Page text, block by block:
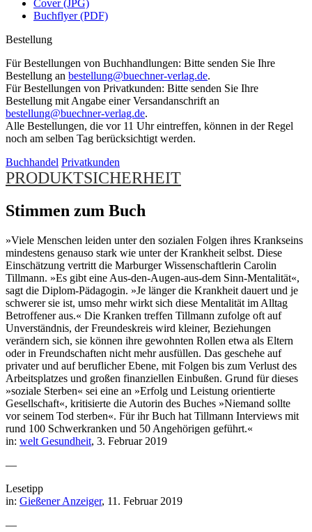
Cover (JPG)
Buchflyer (PDF)
Bestellung
Für Bestellungen von Buchhandlungen: Bitte senden Sie Ihre
Bestellung an bestellung@buechner-verlag.de.
Für Bestellungen von Privatkunden: Bitte senden Sie Ihre
Bestellung mit Angabe einer Versandanschrift an
bestellung@buechner-verlag.de.
Alle Bestellungen, die vor 11 Uhr eintreffen, können in der Regel
noch am selben Tag berücksichtigt werden.
Buchhandel Privatkunden
PRODUKTSICHERHEIT
Stimmen zum Buch
»Viele Menschen leiden unter den sozialen Folgen ihres Krankseins
mindestens genauso stark wie unter der Krankheit selbst. Diese
Einschätzung vertritt die Marburger Wissenschaftlerin Carolin
Tillmann. »Es gibt eine Aus-den-Augen-aus-dem Sinn-Mentalität«,
sagt die Diplom-Pädagogin. »Je länger die Krankheit dauert und je
schwerer sie ist, umso mehr wirkt sich diese Mentalität im Alltag
Betroffener aus.« Die Kranken treffen Tillmann zufolge oft auf
Unverständnis, der Freundeskreis wird kleiner, Beziehungen
verändern sich, sie können ihre gewohnten Rollen etwa als Eltern
oder in Freundschaften nicht mehr ausfüllen. Das geschehe auf
privater und auf beruflicher Ebene, mit Folgen bis zum Verlust des
Arbeitsplatzes und großen finanziellen Einbußen. Grund für dieses
»soziale Sterben« sei eine an »Erfolg und Leistung orientierte
Gesellschaft«, kritisierte die Autorin des Buches »Niemand sollte
vor seinem Tod sterben«. Für ihr Buch hat Tillmann Interviews mit
rund 100 Schwerkranken und 50 Angehörigen geführt.«
in: welt Gesundheit, 3. Februar 2019
—
Lesetipp
in: Gießener Anzeiger, 11. Februar 2019
—